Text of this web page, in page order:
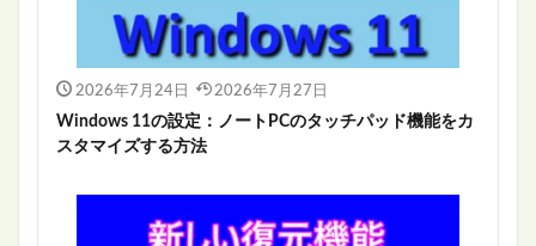
2026年7月24日 2026年7月27日
Windows 11の設定：ノートPCのタッチパッド機能をカ
スタマイズする方法